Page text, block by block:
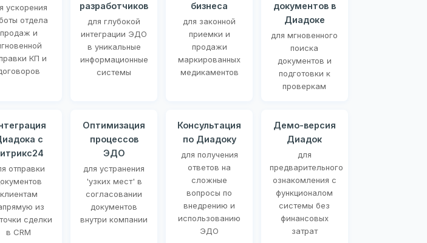
ускорения
отдела
продаж и
КП и
разработчиков
для глубокой
интеграции ЭДО
в уникальные
информационные
системы
бизнеса
для законной
приемки и
продажи
маркированных
медикаментов
документов в
Диадоке
для мгновенного
поиска
документов и
подготовки к
проверкам
с
отправки
клиентам
из
сделки
в CRM
Оптимизация
процессов
ЭДО
для устранения
'узких мест' в
согласовании
документов
внутри компании
Консультация
по Диадоку
для получения
ответов на
сложные
вопросы по
внедрению и
использованию
ЭДО
Демо-версия
Диадок
для
предварительного
ознакомления с
функционалом
системы без
финансовых
затрат